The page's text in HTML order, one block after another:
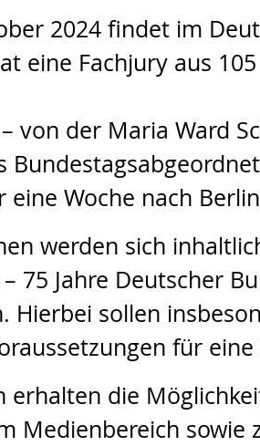
2024 findet im
eine Fachjury aus
von der Maria Ward
Woche nach
werden sich
75 Jahre Deutscher
Hierbei sollen
für
erhalten die
Medienbereich